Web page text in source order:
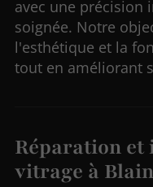
avec une précision
soignée. Notre
l'esthétique et la
tout en améliorant
Réparation
vitrage à